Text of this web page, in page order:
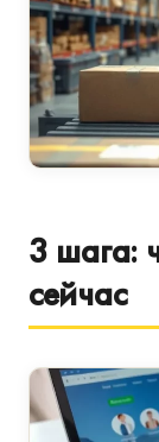
3 шага:
сейчас